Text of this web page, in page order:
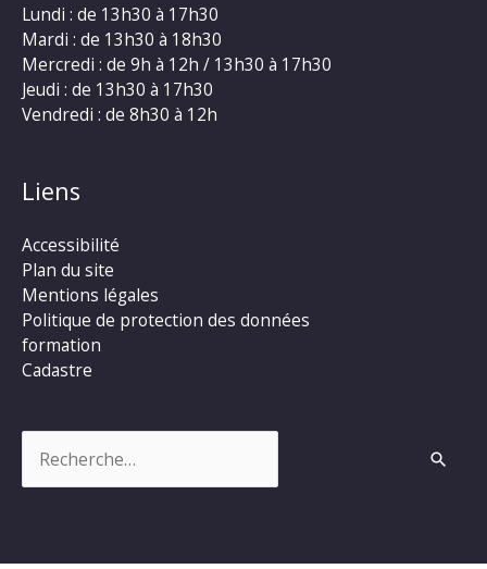
Lundi : de 13h30 à 17h30
Mardi : de 13h30 à 18h30
Mercredi : de 9h à 12h / 13h30 à 17h30
Jeudi : de 13h30 à 17h30
Vendredi : de 8h30 à 12h
Liens
Accessibilité
Plan du site
Mentions légales
Politique de protection des données
formation
Cadastre